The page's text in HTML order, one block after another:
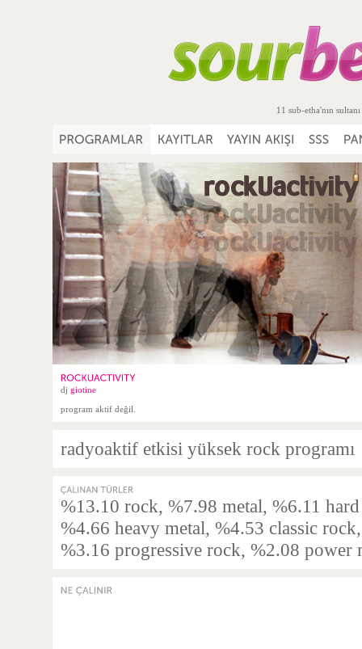
11 sub-etha'nın sultanı
dj giotine
program aktif değil.
radyoaktif etkisi yüksek rock programı
%13.10 rock, %7.98 metal, %6.11
%4.66 heavy metal, %4.53 classic
%3.16 progressive rock, %2.08 power